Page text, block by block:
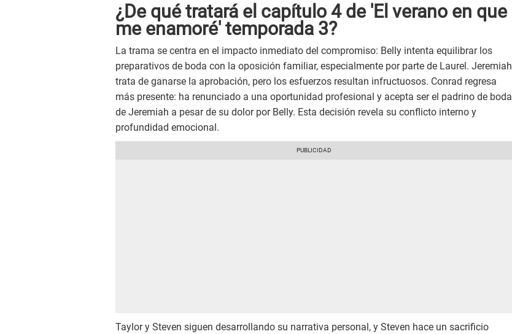
¿De qué tratará el capítulo 4 de 'El verano en que
me enamoré' temporada 3?
La trama se centra en el impacto inmediato del compromiso: Belly intenta equilibrar los
preparativos de boda con la oposición familiar, especialmente por parte de Laurel. Jeremiah
trata de ganarse la aprobación, pero los esfuerzos resultan infructuosos. Conrad regresa
más presente: ha renunciado a una oportunidad profesional y acepta ser el padrino de boda
de Jeremiah a pesar de su dolor por Belly. Esta decisión revela su conflicto interno y
profundidad emocional.
Taylor y Steven siguen desarrollando su narrativa personal, y Steven hace un sacrificio